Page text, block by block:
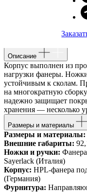
Срок производства
Описание
Корпус выполнен из
нагрузки фанеры.
устойчивым к сколам.
на многократную
надежно защищает
хранения — несколько
Размеры и материалы
Размеры и материалы:
Внешние габариты:
Ножки и ручки:
Sayerlack (Италия)
Корпус: HPL-фанера
(Германия)
Фурнитура: